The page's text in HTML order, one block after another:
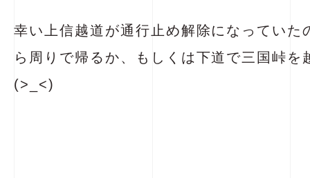
幸い上信越道が通行止め解除になっていた
ら周りで帰るか、もしくは下道で三国峠を
(>_<)